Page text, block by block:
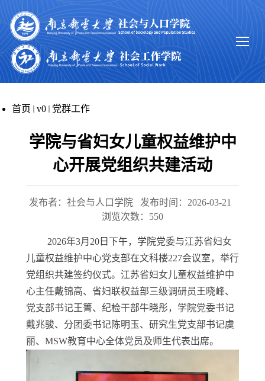
首页 v0 党群工作
学院与省妇女儿童权益维护中
心开展党组织共建活动
发布者：社会与人口学院
发布时间：2026-03-21
浏览次数： 550
2026年3月20日下午，学院党委与江苏省妇女
儿童权益维护中心党支部在文科楼227会议室，举行
党组织共建签约仪式。江苏省妇女儿童权益维护中
心主任戴锦高、省妇联权益部三级调研员王晓峰、
党支部书记王箐、纪检干部牛晓彤，学院党委书记
戴兆骏、分团委书记陈明玉、研究生党支部书记虞
丽、MSW教育中心全体党员及师生代表出席。